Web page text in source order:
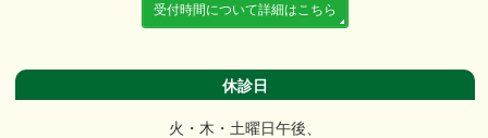
受付時間について詳細はこちら
休診日
火・木・土曜日午後、